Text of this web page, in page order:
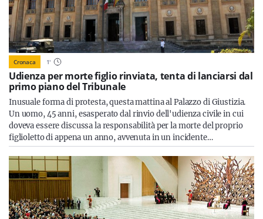
Cronaca 1'
Udienza per morte figlio rinviata, tenta di lanciarsi dal
primo piano del Tribunale
Inusuale forma di protesta, questa mattina al Palazzo di Giustizia.
Un uomo, 45 anni, esasperato dal rinvio dell'udienza civile in cui
doveva essere discussa la responsabilità per la morte del proprio
figlioletto di appena un anno, avvenuta in un incidente…